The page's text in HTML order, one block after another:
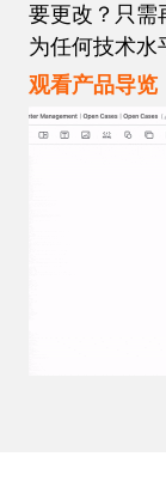
要更改？只需
为任何技术水
观看产品导览